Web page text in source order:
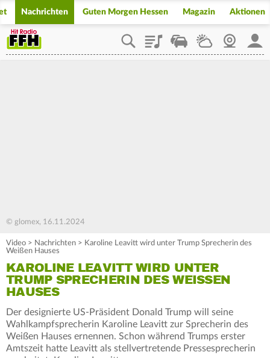
Nachrichten Guten Morgen Hessen Magazin Aktionen
PlaylistStaupilotWetterWebcam
© glomex, 16.11.2024
Video > Nachrichten > Karoline Leavitt wird unter Trump Sprecherin des
Weißen Hauses
KAROLINE LEAVITT WIRD UNTER
TRUMP SPRECHERIN DES WEISSEN H
AUSES
Der designierte US-Präsident Donald Trump will seine
Wahlkampfsprecherin Karoline Leavitt zur Sprecherin des
Weißen Hauses ernennen. Schon während Trumps erster
Amtszeit hatte Leavitt als stellvertretende Pressesprecherin